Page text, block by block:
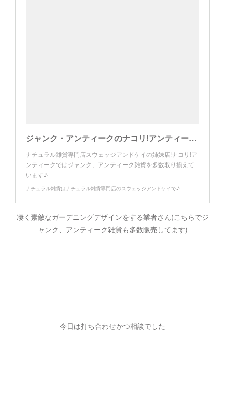
ジャンク・アンティークのナコリ!アンティーク～ スウェッジアンドケイ姉妹店♪
ナチュラル雑貨専門店スウェッジアンドケイの姉妹店!ナコリ!ア
ンティークではジャンク、アンティーク雑貨を多数取り揃えて
います♪
ナチュラル雑貨はナチュラル雑貨専門店のスウェッジアンドケイで♪
凄く素敵なガーデニングデザインをする業者さん(こちらでジ
ャンク、アンティーク雑貨も多数販売してます)
今日は打ち合わせかつ相談でした